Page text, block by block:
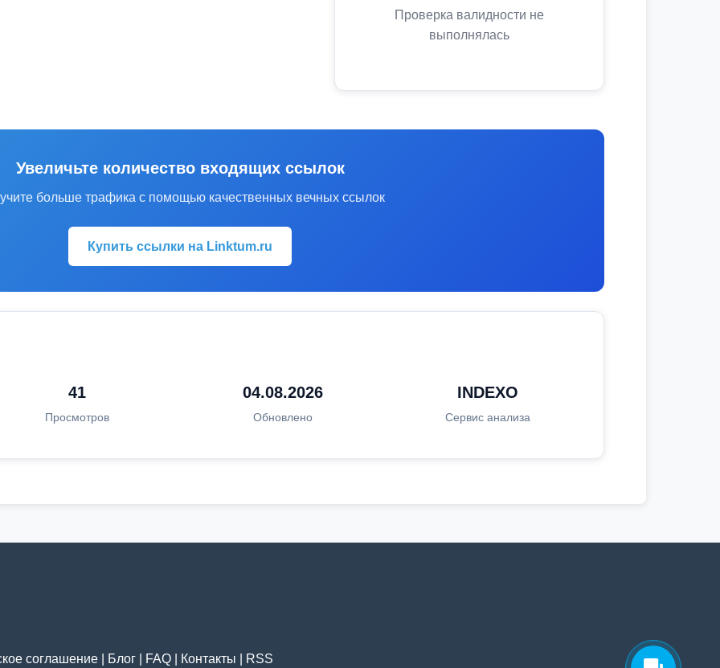
Проверка валидности не
выполнялась
Увеличьте количество входящих ссылок
больше трафика с помощью качественных вечных ссылок
Купить ссылки на Linktum.ru
41
Просмотров
04.08.2026
Обновлено
INDEXO
Сервис анализа
соглашение Блог FAQ Контакты RSS